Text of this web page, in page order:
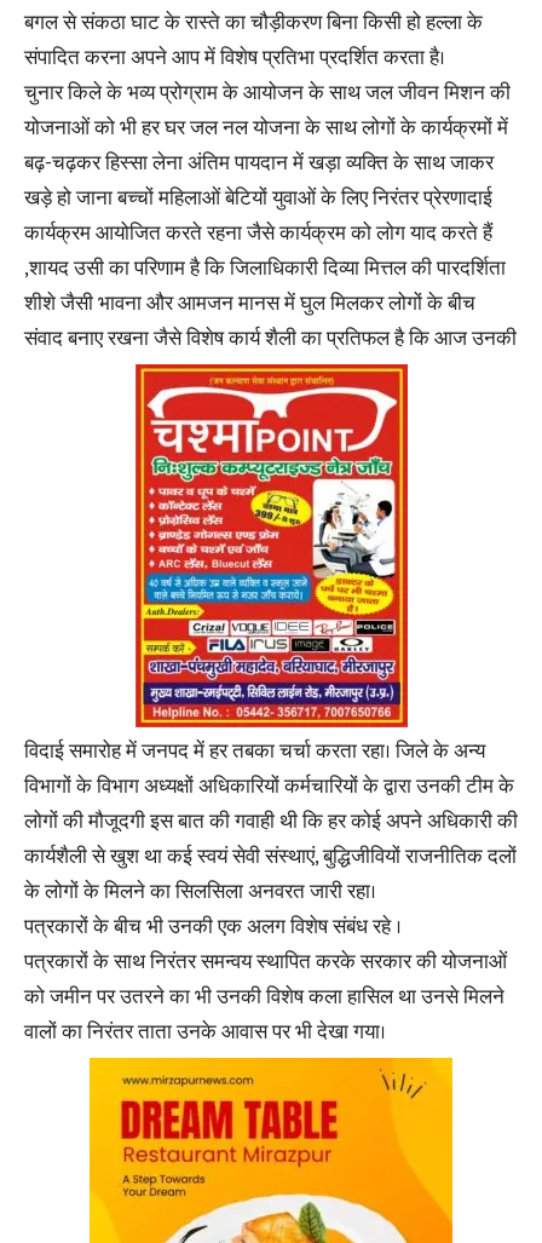
बगल से संकठा घाट के रास्ते का चौड़ीकरण बिना किसी हो हल्ला के
संपादित करना अपने आप में विशेष प्रतिभा प्रदर्शित करता है।
चुनार किले के भव्य प्रोग्राम के आयोजन के साथ जल जीवन मिशन की
योजनाओं को भी हर घर जल नल योजना के साथ लोगों के कार्यक्रमों में
बढ़-चढ़कर हिस्सा लेना अंतिम पायदान में खड़ा व्यक्ति के साथ जाकर
खड़े हो जाना बच्चों महिलाओं बेटियों युवाओं के लिए निरंतर प्रेरणादाई
कार्यक्रम आयोजित करते रहना जैसे कार्यक्रम को लोग याद करते हैं
,शायद उसी का परिणाम है कि जिलाधिकारी दिव्या मित्तल की पारदर्शिता
शीशे जैसी भावना और आमजन मानस में घुल मिलकर लोगों के बीच
संवाद बनाए रखना जैसे विशेष कार्य शैली का प्रतिफल है कि आज उनकी
विदाई समारोह में जनपद में हर तबका चर्चा करता रहा। जिले के अन्य
विभागों के विभाग अध्यक्षों अधिकारियों कर्मचारियों के द्वारा उनकी टीम के
लोगों की मौजूदगी इस बात की गवाही थी कि हर कोई अपने अधिकारी की
कार्यशैली से खुश था कई स्वयं सेवी संस्थाएं, बुद्धिजीवियों राजनीतिक दलों
के लोगों के मिलने का सिलसिला अनवरत जारी रहा।
पत्रकारों के बीच भी उनकी एक अलग विशेष संबंध रहे ।
पत्रकारों के साथ निरंतर समन्वय स्थापित करके सरकार की योजनाओं
को जमीन पर उतरने का भी उनकी विशेष कला हासिल था उनसे मिलने
वालों का निरंतर ताता उनके आवास पर भी देखा गया।